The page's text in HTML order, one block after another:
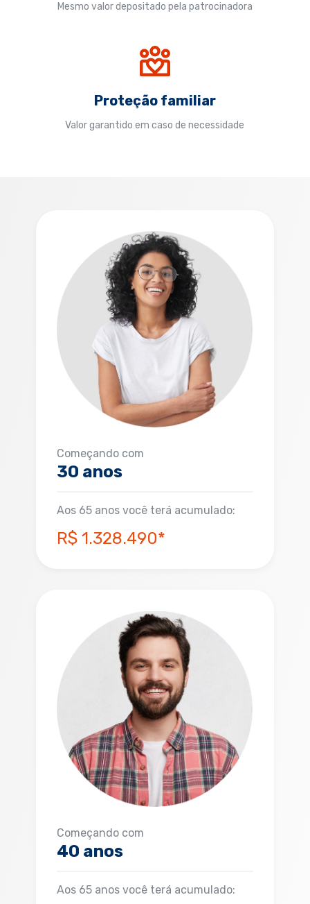
Mesmo valor depositado pela patrocinadora
Proteção familiar
Valor garantido em caso de necessidade
Começando com
30 anos
Aos 65 anos você terá acumulado:
R$ 1.328.490*
Começando com
40 anos
Aos 65 anos você terá acumulado: